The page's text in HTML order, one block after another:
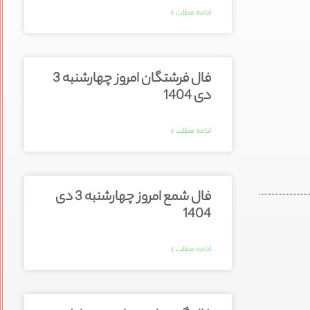
ادامه مطلب »
فال فرشتگان امروز چهارشنبه 3
دی 1404
ادامه مطلب »
فال شمع امروز چهارشنبه 3 دی
1404
ادامه مطلب »